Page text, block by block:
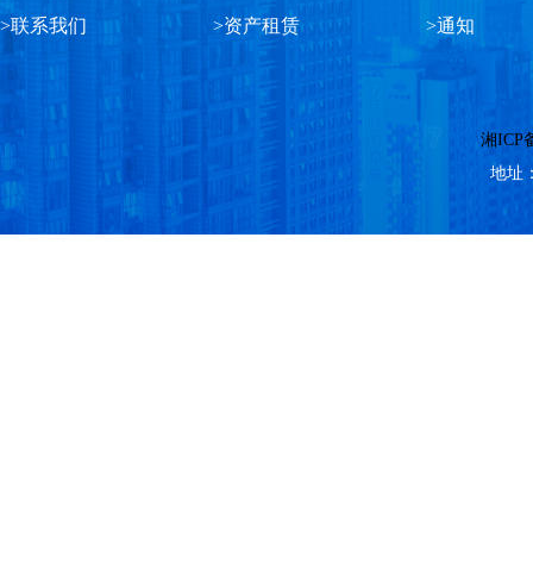
>联系我们 >资产租赁 >通知
湘ICP
地址